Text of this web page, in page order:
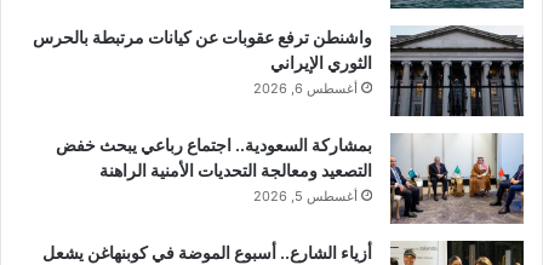
واشنطن ترفع عقوبات عن كيانات مرتبطة بالحرس
الثوري الإيراني
أغسطس 6, 2026
بمشاركة السعودية.. اجتماع رباعي يبحث خفض
التصعيد ومعالجة التحديات الأمنية الراهنة
أغسطس 5, 2026
أزياء الشارع.. أسبوع الموضة في كوبنهاغن يشعل